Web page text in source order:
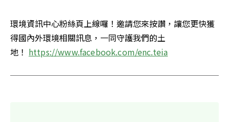
環境資訊中心粉絲頁上線囉！邀請您來按讚，讓您更快獲
得國內外環境相關訊息，一同守護我們的土
地！ https://www.facebook.com/enc.teia